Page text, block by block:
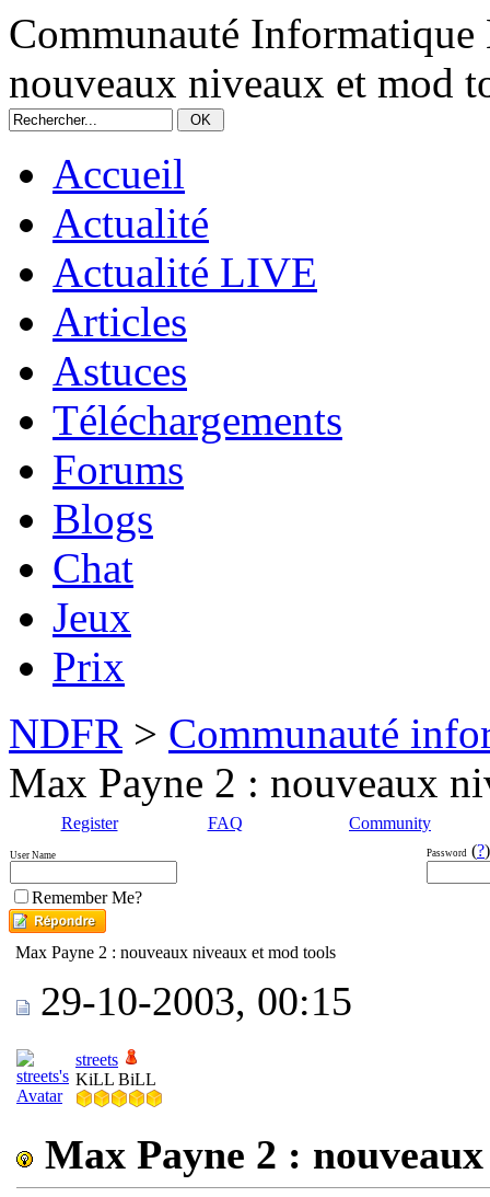
Communauté
nouveaux niveaux et mod
Accueil
Actualité
Actualité LIVE
Articles
Astuces
Téléchargements
Forums
Blogs
Chat
Jeux
Prix
NDFR > Communauté
Max Payne 2 : nouveaux
Register FAQ Community
User Name Password (?)
Remember Me?
Max Payne 2 : nouveaux niveaux et mod tools
29-10-2003, 00:15
streets
KiLL BiLL
Max Payne 2 :